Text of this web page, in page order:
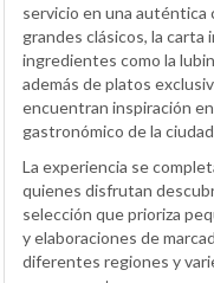
servicio en una auténtica
grandes clásicos, la
ingredientes como la
además de platos
encuentran inspiración
gastronómico de la
La experiencia se
quienes disfrutan
selección que prioriza
y elaboraciones de
diferentes regiones y